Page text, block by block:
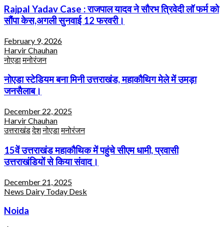
Rajpal Yadav Case : राजपाल यादव ने सौरभ त्रिवेदी लॉ फर्म को
सौंपा केस,अगली सुनवाई 12 फरवरी।
February 9, 2026
Harvir Chauhan
नोएडामनोरंजन
नोएडा स्टेडियम बना मिनी उत्तराखंड, महाकौथिग मेले में उमड़ा
जनसैलाब।
December 22, 2025
Harvir Chauhan
उत्तराखंडदेशनोएडामनोरंजन
15वें उत्तराखंड महाकौथिक में पहुंचे सीएम धामी, प्रवासी
उत्तराखंडियों से किया संवाद।
December 21, 2025
News Dairy Today Desk
Noida